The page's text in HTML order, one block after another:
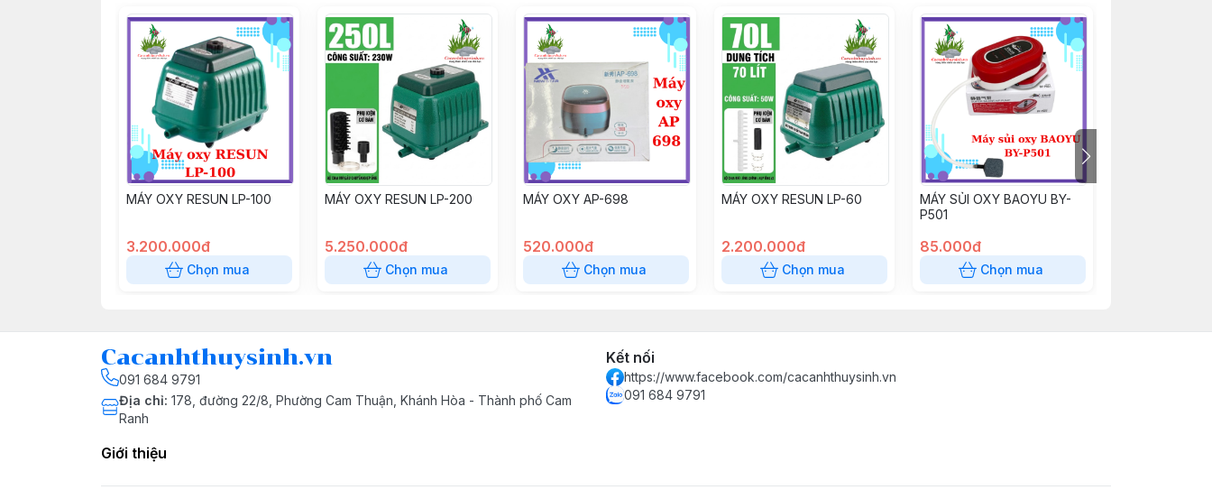
MÁY OXY RESUN LP-100
3.200.000đ
Chọn mua
MÁY OXY RESUN LP-200
5.250.000đ
Chọn mua
MÁY OXY AP-698
520.000đ
Chọn mua
MÁY OXY RESUN LP-60
2.200.000đ
Chọn mua
MÁY SỦI OXY BAOYU BY-
P501
85.000đ
Chọn mua
Cacanhthuysinh.vn
091 684 9791
Địa chỉ: 178, đường 22/8, Phường Cam Thuận, Khánh Hòa - Thành phố Cam
Ranh
Kết nối
https://www.facebook.com/cacanhthuysinh.vn
091 684 9791
Giới thiệu